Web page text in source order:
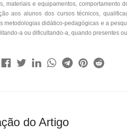
materiais e equipamentos, comportamento
aos alunos dos cursos técnicos,
metodologias didático-pedagógicas e a
a ou dificultando-a, quando presentes
do Artigo